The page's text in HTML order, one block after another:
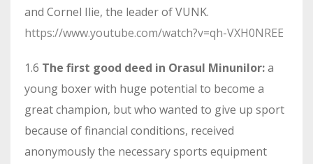
and Cornel Ilie, the leader of VUNK.
https://www.youtube.com/watch?v=qh-VXH0NREE
1.6 The first good deed in Orasul Minunilor:a
young boxer with huge potential to become a
great champion, but who wanted to give up sport
because of financial conditions, received
anonymously the necessary sports equipment